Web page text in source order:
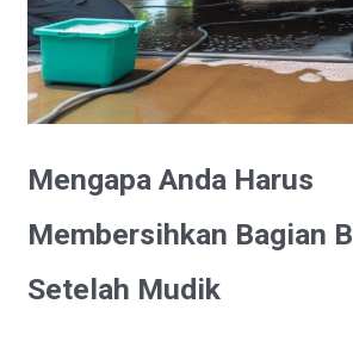
Mengapa Anda Harus
Membersihkan Bagian
Setelah Mudik